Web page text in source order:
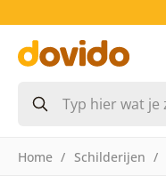
Home Schilderijen